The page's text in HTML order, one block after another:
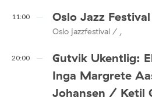
11:00 Oslo Jazz Festival
Oslo jazzfestival / ,
20:00
Gutvik Ukentlig:
Inga Margrete
Johansen / Ketil